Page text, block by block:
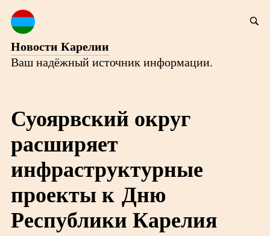
Новости Карелии
Ваш надёжный источник информации.
Суоярвский округ
расширяет
инфраструктурные
проекты к Дню
Республики Карелия